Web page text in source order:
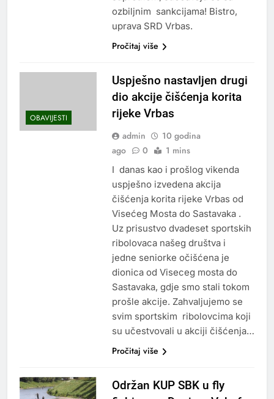
ozbiljnim sankcijama! Bistro,
uprava SRD Vrbas.
Pročitaj više
OBAVIJESTI
Uspješno nastavljen drugi
dio akcije čišćenja korita
rijeke Vrbas
admin
10 godina
ago
0 1 mins
I danas kao i prošlog vikenda
uspješno izvedena akcija
čišćenja korita rijeke Vrbas od
Visećeg Mosta do Sastavaka .
Uz prisustvo dvadeset sportskih
ribolovaca našeg društva i
jedne seniorke očišćena je
dionica od Viseceg mosta do
Sastavaka, gdje smo stali tokom
prošle akcije. Zahvaljujemo se
svim sportskim ribolovcima koji
su učestvovali u akciji čišćenja…
Pročitaj više
Održan KUP SBK u fly